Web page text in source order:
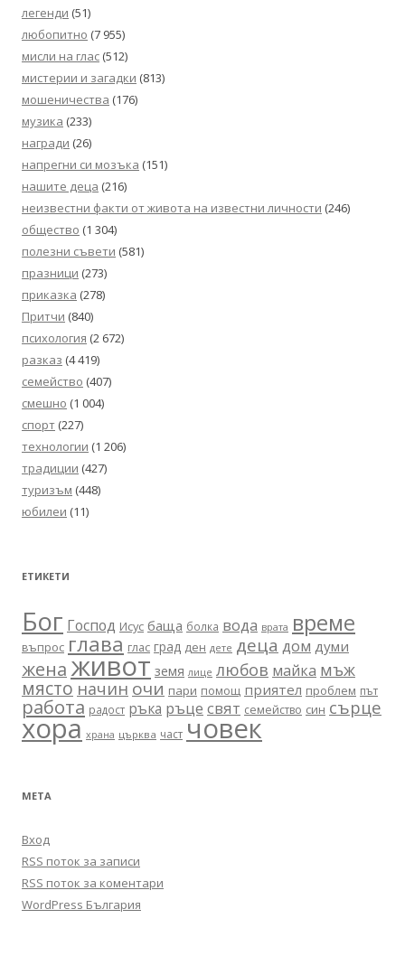
легенди (51)
любопитно (7 955)
мисли на глас (512)
мистерии и загадки (813)
мошеничества (176)
музика (233)
награди (26)
напрегни си мозъка (151)
нашите деца (216)
неизвестни факти от живота на известни личности (246)
общество (1 304)
полезни съвети (581)
празници (273)
приказка (278)
Притчи (840)
психология (2 672)
разказ (4 419)
семейство (407)
смешно (1 004)
спорт (227)
технологии (1 206)
традиции (427)
туризъм (448)
юбилеи (11)
ЕТИКЕТИ
Бог Господ Исус баща болка вода врата време
въпрос глава глас град ден дете деца дом думи
женаживот земя лице любов майка мъж
място начин очи пари помощ приятел проблем път
работа радост ръка ръце свят семейство син сърце
хора храна църква част човек
МЕТА
Вход
RSS поток за записи
RSS поток за коментари
WordPress България